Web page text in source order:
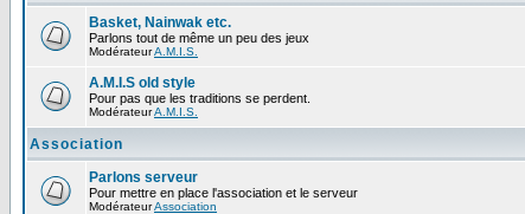
Basket, Nainwak etc.
Parlons tout de même un peu des jeux
ModérateurA.M.I.S.
A.M.I.S old style
Pour pas que les traditions se perdent.
ModérateurA.M.I.S.
Association
Parlons serveur
Pour mettre en place l'association et le serveur
ModérateurAssociation